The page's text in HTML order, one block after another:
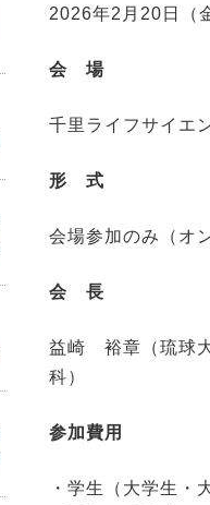
2026年2月20日（
会 場
千里ライフサイエ
形 式
会場参加のみ（オ
会 長
益崎 裕章（琉球
科）
参加費用
・学生（大学生